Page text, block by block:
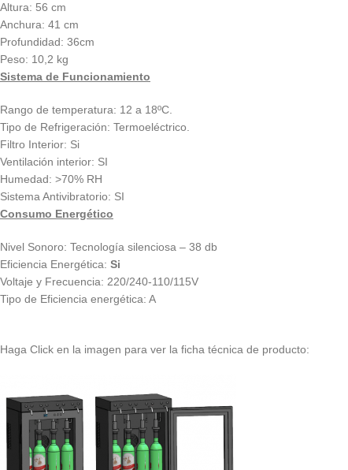
Altura: 56 cm
Anchura: 41 cm
Profundidad: 36cm
Peso: 10,2 kg
Sistema de Funcionamiento
Rango de temperatura: 12 a 18ºC.
Tipo de Refrigeración: Termoeléctrico.
Filtro Interior: Si
Ventilación interior: SI
Humedad: >70% RH
Sistema Antivibratorio: SI
Consumo Energético
Nivel Sonoro: Tecnología silenciosa – 38 db
Eficiencia Energética: Si
Voltaje y Frecuencia: 220/240-110/115V
Tipo de Eficiencia energética: A
Haga Click en la imagen para ver la ficha técnica de producto: